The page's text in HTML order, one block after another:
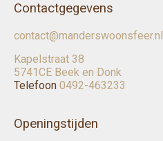
Contactgegevens
contact@manderswoonsfeer.nl
Kapelstraat 38
5741CE Beek en Donk
Telefoon 0492-463233
Openingstijden